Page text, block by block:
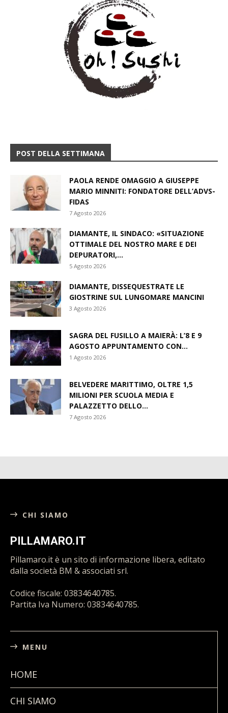
POST DELLA SETTIMANA
PAOLA RENDE OMAGGIO A GIUSEPPE
MARIO MINNITI: FONDATORE DELL’ADVS-
FIDAS
7 Agosto 2026
DIAMANTE, IL SINDACO: «SITUAZIONE
OTTIMALE DEL NOSTRO MARE E DEI
DEPURATORI,...
5 Agosto 2026
DIAMANTE, DISSEQUESTRATE LE
GIOSTRINE SUL LUNGOMARE MANCINI
3 Agosto 2026
SAGRA DEL FUSILLO A MAIERÀ: L’8 E 9
AGOSTO APPUNTAMENTO CON...
1 Agosto 2026
BELVEDERE MARITTIMO, OLTRE 1,5
MILIONI PER SCUOLA MEDIA E
PALAZZETTO DELLO...
7 Agosto 2026
CHI SIAMO
PILLAMARO.IT
Pillamaro.it è un sito di informazione libera, editato
dalla società BM & associati srl.
Codice fiscale: 03834640785.
Partita Iva Numero: 03834640785.
MENU
HOME
CHI SIAMO